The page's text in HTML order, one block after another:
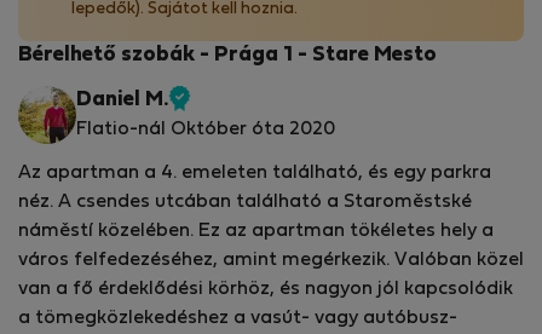
lepedők). Sajátot kell hoznia.
Bérelhető szobák - Prága 1 - Stare Mesto
Daniel M.
Ellenőrzött
Flatio-nál Október óta 2020
Az apartman a 4. emeleten található, és egy parkra
néz. A csendes utcában található a Staroměstské
náměstí közelében. Ez az apartman tökéletes hely a
város felfedezéséhez, amint megérkezik. Valóban közel
van a fő érdeklődési körhöz, és nagyon jól kapcsolódik
a tömegközlekedéshez a vasút- vagy autóbusz-